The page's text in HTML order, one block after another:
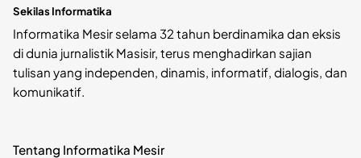
Sekilas Informatika
Informatika Mesir selama 32 tahun berdinamika dan eksis
di dunia jurnalistik Masisir, terus menghadirkan sajian
tulisan yang independen, dinamis, informatif, dialogis, dan
komunikatif.
Tentang Informatika Mesir